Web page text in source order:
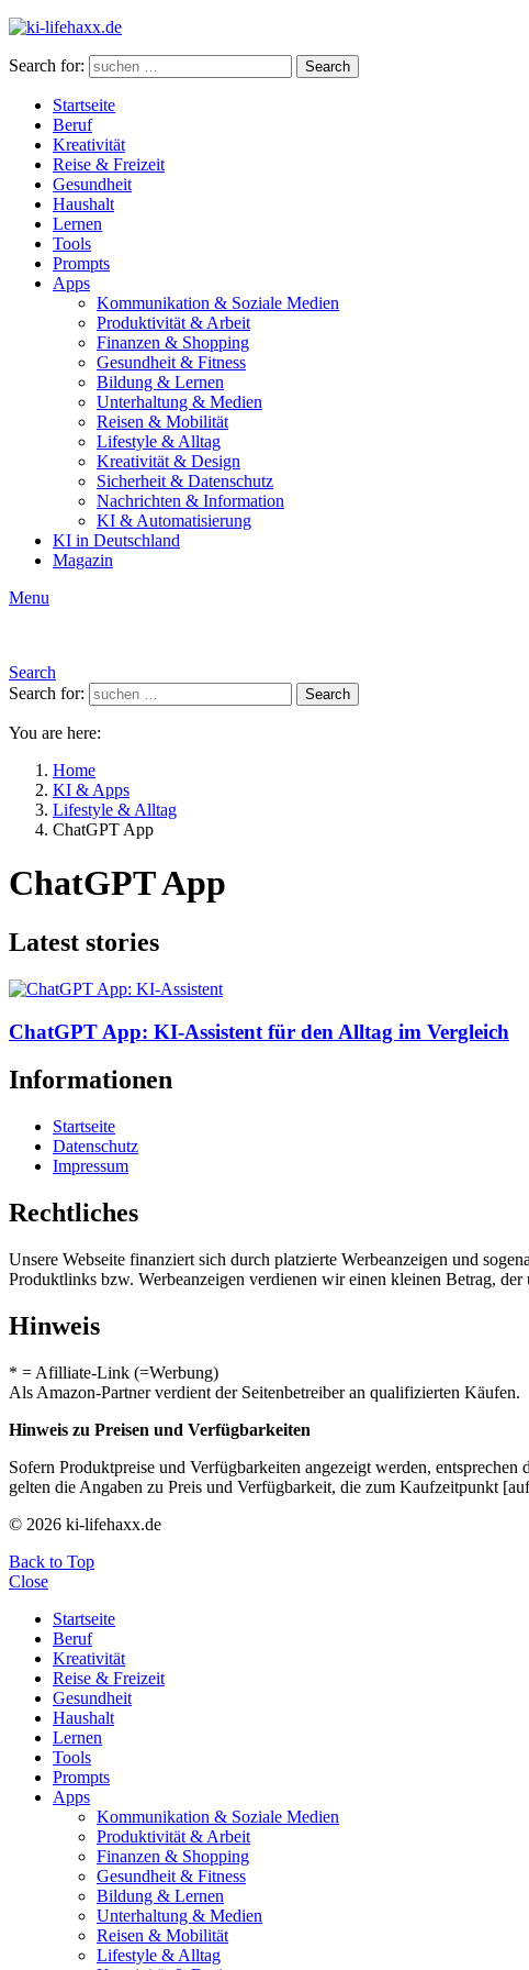
Search for: Search
Startseite
Beruf
Kreativität
Reise & Freizeit
Gesundheit
Haushalt
Lernen
Tools
Prompts
Apps
Kommunikation & Soziale Medien
Produktivität & Arbeit
Finanzen & Shopping
Gesundheit & Fitness
Bildung & Lernen
Unterhaltung & Medien
Reisen & Mobilität
Lifestyle & Alltag
Kreativität & Design
Sicherheit & Datenschutz
Nachrichten & Information
KI & Automatisierung
KI in Deutschland
Magazin
Menu
Search
Search for:
Search
You are here:
Home
KI & Apps
Lifestyle & Alltag
ChatGPT App
ChatGPT App
Latest stories
ChatGPT App: KI-Assistent für den Alltag im Vergleich
Informationen
Startseite
Datenschutz
Impressum
Rechtliches
Unsere Webseite finanziert sich durch platzierte Werbeanzeigen und
Produktlinks bzw. Werbeanzeigen verdienen wir einen kleinen Betrag, der
Hinweis
* = Afilliate-Link (=Werbung)
Als Amazon-Partner verdient der Seitenbetreiber an qualifizierten Käufen.
Hinweis zu Preisen und Verfügbarkeiten
Sofern Produktpreise und Verfügbarkeiten angezeigt werden,
gelten die Angaben zu Preis und Verfügbarkeit, die zum Kaufzeitpunkt
© 2026 ki-lifehaxx.de
Back to Top
Close
Startseite
Beruf
Kreativität
Reise & Freizeit
Gesundheit
Haushalt
Lernen
Tools
Prompts
Apps
Kommunikation & Soziale Medien
Produktivität & Arbeit
Finanzen & Shopping
Gesundheit & Fitness
Bildung & Lernen
Unterhaltung & Medien
Reisen & Mobilität
Lifestyle & Alltag